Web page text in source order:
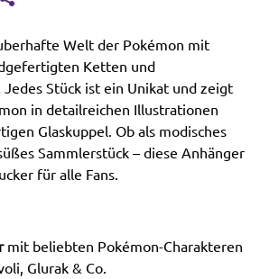
Welt der Pokémon mit
Ketten und
Jedes Stück ist ein Unikat und zeigt
in detailreichen Illustrationen
Glaskuppel. Ob als modisches
Sammlerstück – diese Anhänger
für alle Fans.
mit beliebten Pokémon-Charakteren
Glurak & Co.